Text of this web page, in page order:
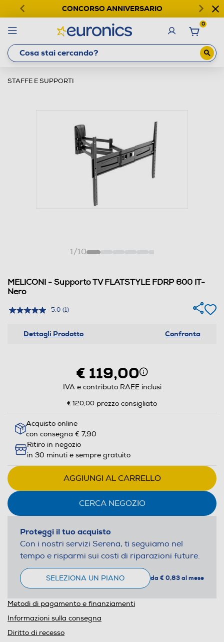
CONCORSO ANNIVERSARIO
0
STAFFE E SUPPORTI
1/10
MELICONI - Supporto TV FLATSTYLE FDRP 600 IT-
Nero
5.0 (1)
Dettagli Prodotto Confronta
€ 119,00
IVA e contributo RAEE inclusi
€ 120,00 prezzo consigliato
Acquisto online
con consegna € 7,90
Ritiro in negozio
in 30 minuti e sempre gratuito
AGGIUNGI AL CARRELLO
CERCA NEGOZIO
Proteggi il tuo acquisto
Con i nostri servizi Serena, ti seguiamo nel
tempo e risparmi sui costi di riparazioni future.
SELEZIONA UN PIANO da € 0,83 al mese
Metodi di pagamento e finanziamenti
Informazioni sulla consegna
Diritto di recesso